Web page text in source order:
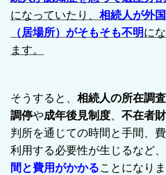
になっていたり、 相続人が外
（居場所）がそもそも不明に
ます。
そうすると、 相続人の所在調査
調停や成年後見制度 不在者
判所を通じての時間と手間、
利用する必要性が生じるなど、
間と費用がかかることになりま